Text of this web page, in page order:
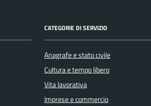
CATEGORIE DI SERVIZIO
Anagrafe e stato civile
Cultura e tempo libero
Vita lavorativa
Imprese e commercio